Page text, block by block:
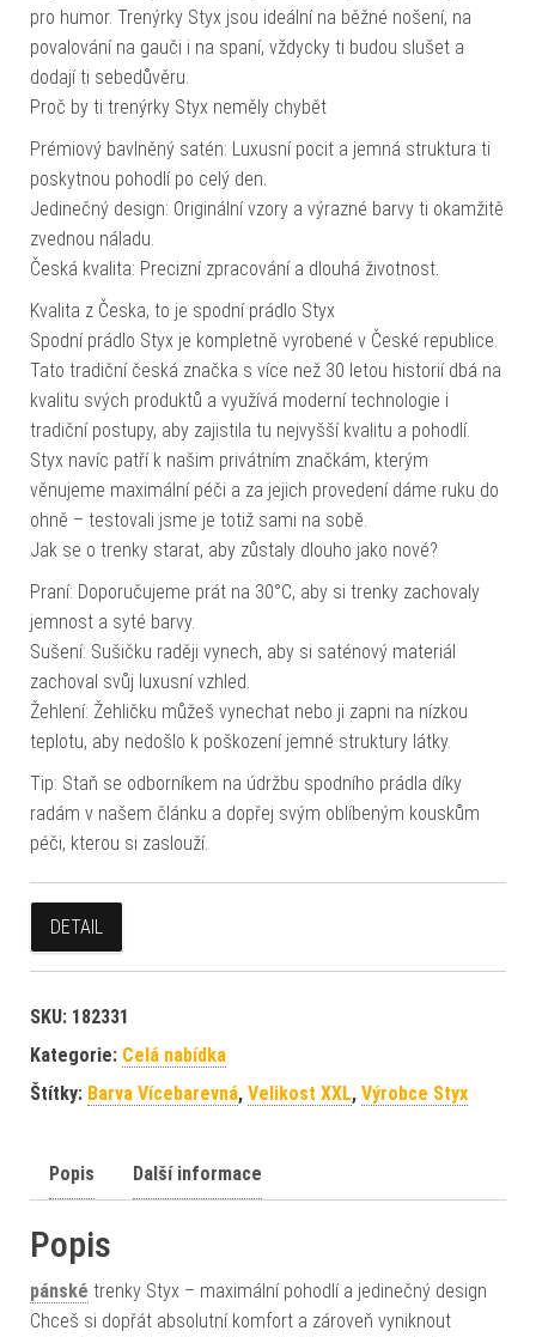
pro humor. Trenýrky Styx jsou ideální na běžné nošení, na
povalování na gauči i na spaní, vždycky ti budou slušet a
dodají ti sebedůvěru.
Proč by ti trenýrky Styx neměly chybět
Prémiový bavlněný satén: Luxusní pocit a jemná struktura ti
poskytnou pohodlí po celý den.
Jedinečný design: Originální vzory a výrazné barvy ti okamžitě
zvednou náladu.
Česká kvalita: Precizní zpracování a dlouhá životnost.
Kvalita z Česka, to je spodní prádlo Styx
Spodní prádlo Styx je kompletně vyrobené v České republice.
Tato tradiční česká značka s více než 30 letou historií dbá na
kvalitu svých produktů a využívá moderní technologie i
tradiční postupy, aby zajistila tu nejvyšší kvalitu a pohodlí.
Styx navíc patří k našim privátním značkám, kterým
věnujeme maximální péči a za jejich provedení dáme ruku do
ohně – testovali jsme je totiž sami na sobě.
Jak se o trenky starat, aby zůstaly dlouho jako nové?
Praní: Doporučujeme prát na 30°C, aby si trenky zachovaly
jemnost a syté barvy.
Sušení: Sušičku raději vynech, aby si saténový materiál
zachoval svůj luxusní vzhled.
Žehlení: Žehličku můžeš vynechat nebo ji zapni na nízkou
teplotu, aby nedošlo k poškození jemné struktury látky.
Tip: Staň se odborníkem na údržbu spodního prádla díky
radám v našem článku a dopřej svým oblíbeným kouskům
péči, kterou si zaslouží.
DETAIL
SKU: 182331
Kategorie: Celá nabídka
Štítky: Barva Vícebarevná, Velikost XXL, Výrobce Styx
Popis Další informace
Popis
pánské trenky Styx – maximální pohodlí a jedinečný design
Chceš si dopřát absolutní komfort a zároveň vyniknout